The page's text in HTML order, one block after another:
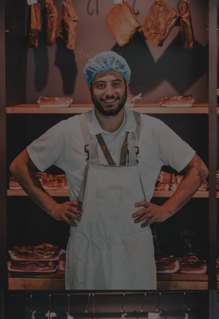
Eine super Qualität, klasse im Geschmack,
werde wieder bestellen....bin sehr zufrieden
4.8.2026
Verifizierter Kunde
Die Qualität ist super und der Geschmack ist
wie in den Dolomieten.
4.8.2026
Hans Joerg
Verifizierter Kunde
Über die Produkte brauchen wir nicht zu
diskutieren, soweit schon probiert alles
Spitze. Der einzige Wermutstropfen ist die
Zustellung durch GLS. Dieses
Transportunternehmen ist das
unzuverlässigste das es gibt. Die liefern
Pakete die an Privatadressen gesandt
werden meistens zu Abholstationen. Es hat
mir Mühe gekostet das Paket wenigstens an
die Haustüre abgestellt zu bekommen. Bei
eventueller Wiederbestellung werde ich Sie
ersuchen , die Post in Anspruch zu nehmen.
Da wäre ich auch bereit die Transportkosten
zu tragen. Mit freundlichen Grüßen Jörg
4.8.2026
Verifizierter Kunde